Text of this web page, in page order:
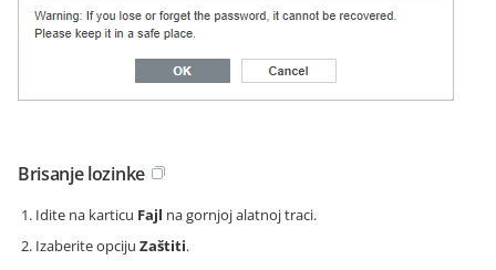
Brisanje lozinke
Idite na karticu Fajl na gornjoj alatnoj traci.
Izaberite opciju Zaštiti.